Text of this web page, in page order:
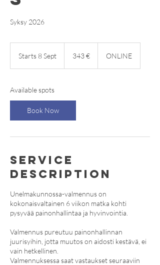
Syksy 2026
Starts 8 Sept
s
8
S
343 € ONLINE
Available spots
Book Now
Service
Description
Unelmakunnossa-valmennus on
kokonaisvaltainen 6 viikon matka kohti
pysyvää painonhallintaa ja hyvinvointia.
Valmennus pureutuu painonhallinnan
juurisyihin, jotta muutos on aidosti kestävä, ei
vain hetkellinen.
Valmennuksessa saat vastaukset seuraaviin